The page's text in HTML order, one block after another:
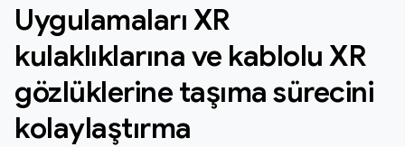
Uygulamaları XR
kulaklıklarına ve kablolu XR
gözlüklerine taşıma sürecini
kolaylaştırma